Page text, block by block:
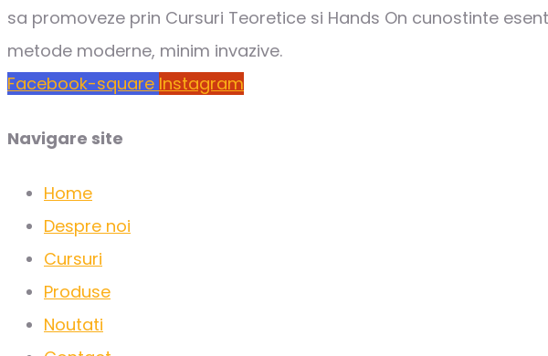
sa promoveze prin Cursuri Teoretice si Hands On cunostinte
metode moderne, minim invazive.
Facebook-square Instagram
Navigare site
Home
Despre noi
Cursuri
Produse
Noutati